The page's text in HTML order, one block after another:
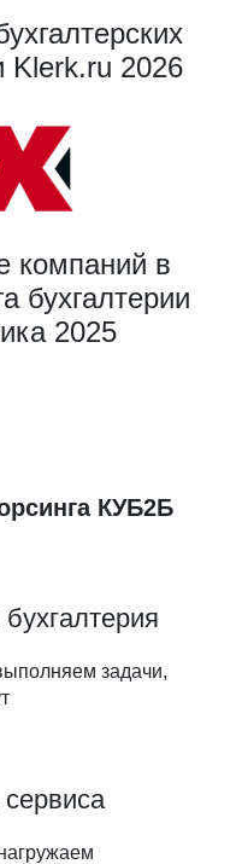
Klerk.ru 2026
компаний в
бухгалтерии
2025
КУБ2Б
задачи,